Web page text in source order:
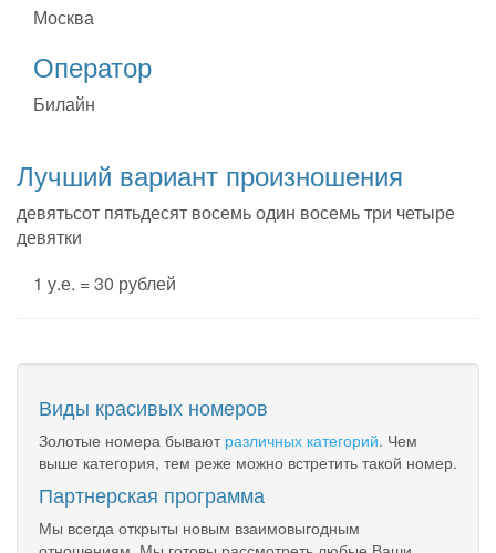
Москва
Оператор
Билайн
Лучший вариант произношения
девятьсот пятьдесят восемь один восемь три четыре
девятки
1 у.е. = 30 рублей
Виды красивых номеров
Золотые номера бывают различных категорий. Чем
выше категория, тем реже можно встретить такой номер.
Партнерская программа
Мы всегда открыты новым взаимовыгодным